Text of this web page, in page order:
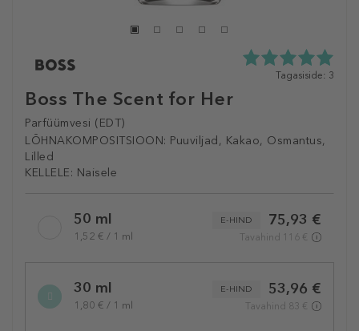
Boss The Scent for Her
Parfüümvesi (EDT)
LÕHNAKOMPOSITSIOON: Puuviljad, Kakao, Osmantus,
Lilled
KELLELE: Naisele
5.0
Tagasiside: 3
variation50 ml
1,52 € / 1 ml
75,93 €
E-HIND
Tavahind 116 €
30 ml
1,80 € / 1 ml
53,96 €
E-HIND
Tavahind 83 €